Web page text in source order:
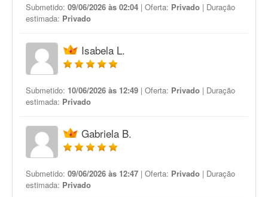
Submetido: 09/06/2026 às 02:04 | Oferta: Privado | Duração
estimada: Privado
Isabela L.
Submetido: 10/06/2026 às 12:49 | Oferta: Privado | Duração
estimada: Privado
Gabriela B.
Submetido: 09/06/2026 às 12:47 | Oferta: Privado | Duração
estimada: Privado